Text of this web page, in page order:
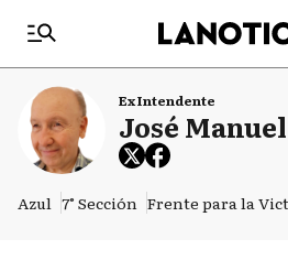
Ex Intendente
José
Azul 7° Sección Frente para la